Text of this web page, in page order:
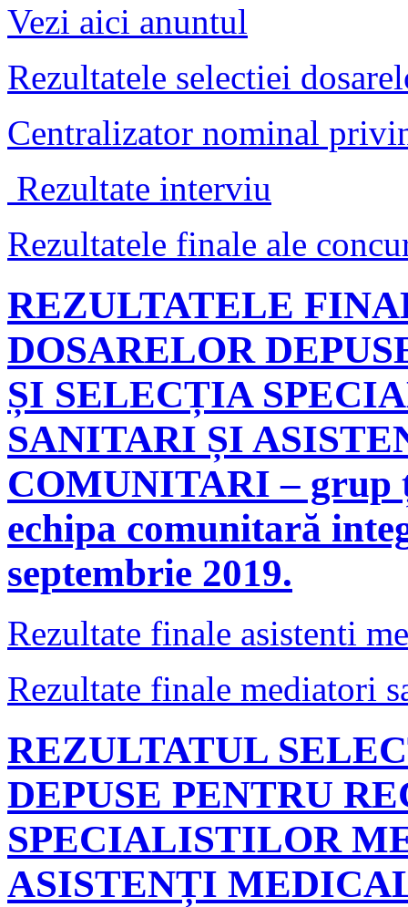
Vezi aici anuntul
Rezultatele selectiei
Centralizator nominal
Rezultate interviu
Rezultatele finale ale
REZULTATELE
DOSARELOR
ȘI SELECȚIA
SANITARI ȘI
COMUNITARI – grup
echipa comunitară
septembrie 2019.
Rezultate finale asistenti
Rezultate finale mediatori
REZULTATUL
DEPUSE PENTRU
SPECIALISTILOR
ASISTENȚI